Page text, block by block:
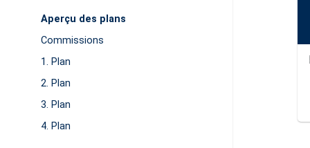
Aperçu des plans
Commissions
1. Plan
2. Plan
3. Plan
4. Plan